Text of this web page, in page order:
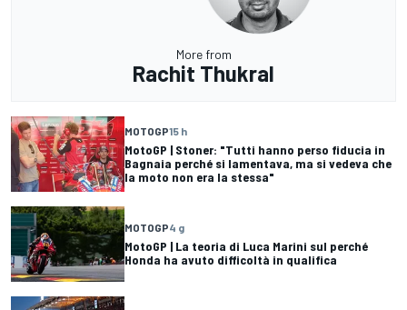
More from
Rachit Thukral
MOTOGP15 h
MotoGP | Stoner: "Tutti hanno perso fiducia in
Bagnaia perché si lamentava, ma si vedeva che
la moto non era la stessa"
MOTOGP4 g
MotoGP | La teoria di Luca Marini sul perché
Honda ha avuto difficoltà in qualifica